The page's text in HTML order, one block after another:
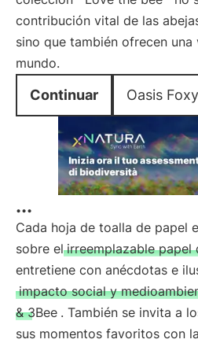
contribución vital de las
sino que también ofrecen
mundo.
Continuar Oasis Foxy
...
Cada hoja de toalla de papel
sobre el irreemplazable papel
entretiene con anécdotas e
impacto social y
& 3Bee . También se invita a
sus momentos favoritos con